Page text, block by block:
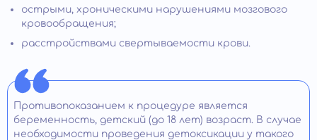
острыми, хроническими нарушениями мозгового
кровообращения;
расстройствами свертываемости крови.
Противопоказанием к процедуре является
беременность, детский (до 18 лет) возраст. В случае
необходимости проведения детоксикации у такого